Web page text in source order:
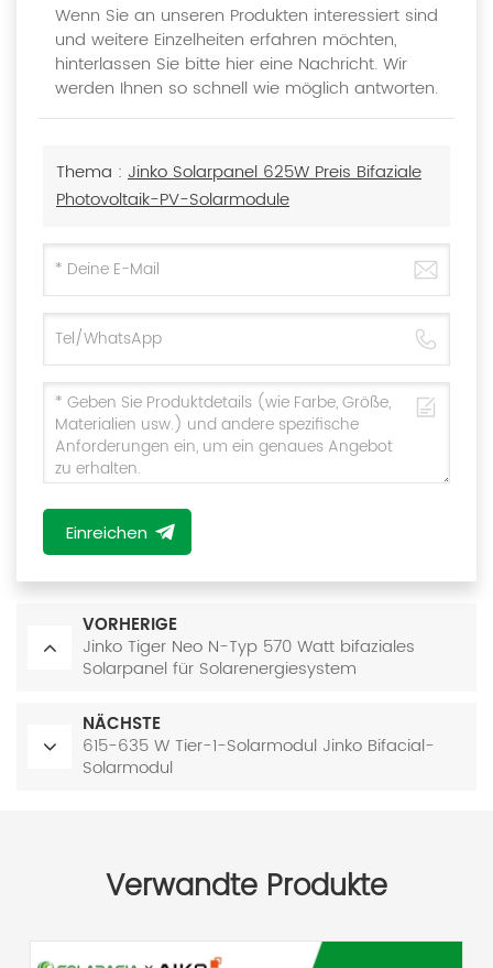
Wenn Sie an unseren Produkten interessiert sind
und weitere Einzelheiten erfahren möchten,
hinterlassen Sie bitte hier eine Nachricht. Wir
werden Ihnen so schnell wie möglich antworten.
Thema : Jinko Solarpanel 625W Preis Bifaziale
Photovoltaik-PV-Solarmodule
Einreichen
VORHERIGE
Jinko Tiger Neo N-Typ 570 Watt bifaziales
Solarpanel für Solarenergiesystem
NÄCHSTE
615-635 W Tier-1-Solarmodul Jinko Bifacial-
Solarmodul
Verwandte Produkte